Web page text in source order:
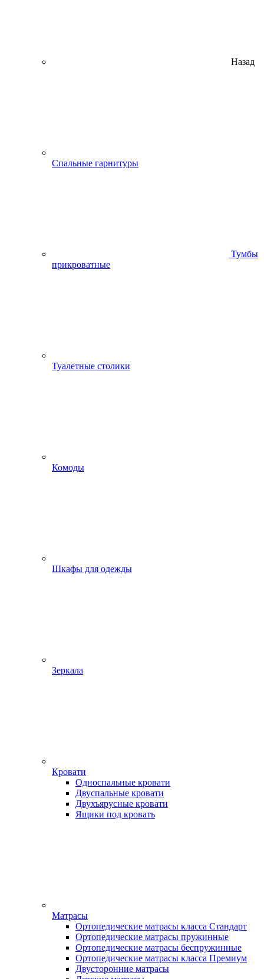
Назад
Спальные гарнитуры
Тумбы
прикроватные
Туалетные столики
Комоды
Шкафы для одежды
Зеркала
Кровати
Односпальные кровати
Двуспальные кровати
Двухъярусные кровати
Ящики под кровать
Матрасы
Ортопедические матрасы класса Стандарт
Ортопедические матрасы пружинные
Ортопедические матрасы беспружинные
Ортопедические матрасы класса Премиум
Двусторонние матрасы